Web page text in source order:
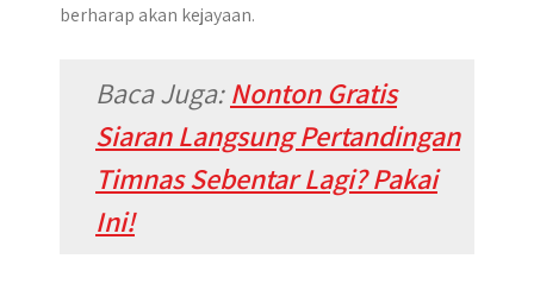
berharap akan kejayaan.
Baca Juga:Nonton Gratis
Siaran Langsung Pertandingan
Timnas Sebentar Lagi? Pakai
Ini!